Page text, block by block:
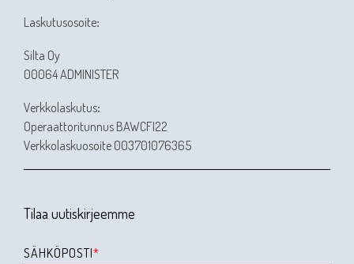
Laskutusosoite:
Silta Oy
00064 ADMINISTER
Verkkolaskutus:
Operaattoritunnus BAWCFI22
Verkkolaskuosoite 003701076365
Tilaa uutiskirjeemme
SÄHKÖPOSTI*